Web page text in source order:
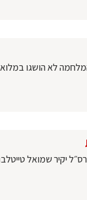
לא הושגו
יקיר שמואל